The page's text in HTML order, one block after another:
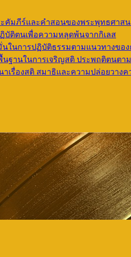
คัมภีร์และคำสอนของพระพุทธศา
บัติตนเพื่อความหลุดพ้นจากกิเลส
ในการปฏิบัติธรรมตามแนวทางขอ
ฐานในการเจริญสติ ประพฤติตนตา
เรื่องสติ สมาธิและความปล่อยวางค